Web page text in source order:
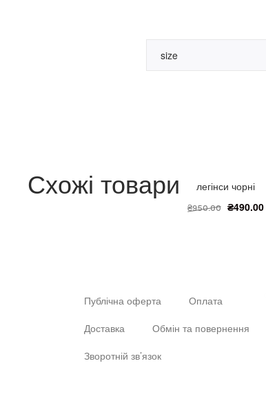
size
Схожі товари легінси чорні
₴950.00 ₴490.00
Публічна оферта
Оплата
Доставка
Обмін та повернення
Зворотній зв’язок